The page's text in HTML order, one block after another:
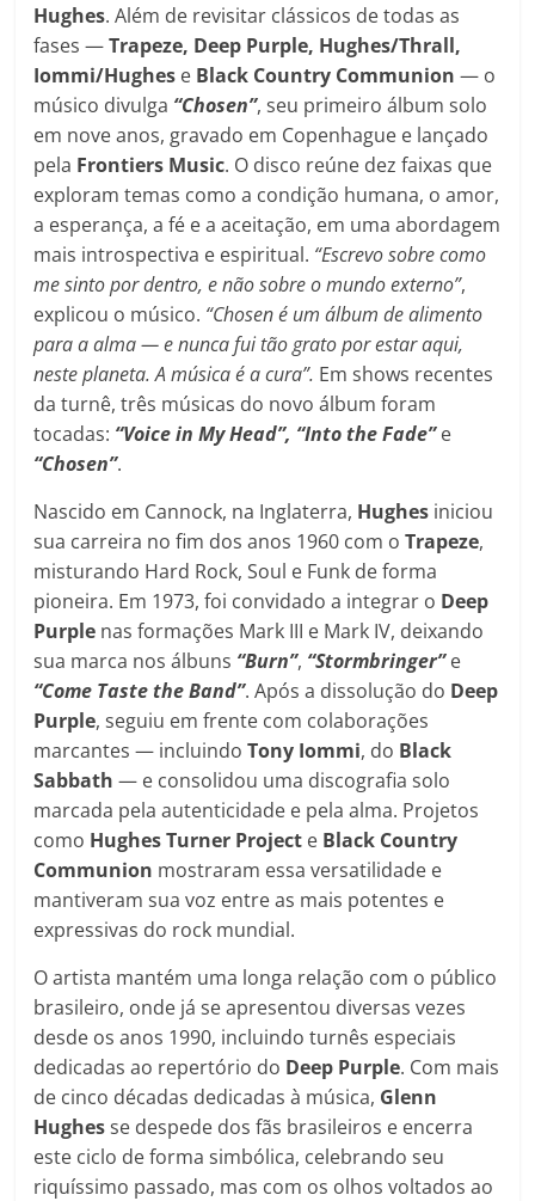
Hughes. Além de revisitar clássicos de todas as
fases —Trapeze, Deep Purple, Hughes/Thrall,
Iommi/Hughes e Black Country Communion — o
músico divulga “Chosen”, seu primeiro álbum solo
em nove anos, gravado em Copenhague e lançado
pela Frontiers Music. O disco reúne dez faixas que
exploram temas como a condição humana, o amor,
a esperança, a fé e a aceitação, em uma abordagem
mais introspectiva e espiritual. “Escrevo sobre como
me sinto por dentro, e não sobre o mundo externo”,
explicou o músico. “Chosen é um álbum de alimento
para a alma — e nunca fui tão grato por estar aqui,
neste planeta. A música é a cura”. Em shows recentes
da turnê, três músicas do novo álbum foram
tocadas: “Voice in My Head”, “Into the Fade”e
“Chosen”.
Nascido em Cannock, na Inglaterra, Hughes iniciou
sua carreira no fim dos anos 1960 com oTrapeze,
misturando Hard Rock, Soul e Funk de forma
pioneira. Em 1973, foi convidado a integrar o Deep
Purple nas formações Mark III e Mark IV, deixando
sua marca nos álbuns “Burn”, “Stormbringer”e
“Come Taste the Band”. Após a dissolução do Deep
Purple, seguiu em frente com colaborações
marcantes — incluindoTony Iommi, do Black
Sabbath — e consolidou uma discografia solo
marcada pela autenticidade e pela alma. Projetos
como Hughes Turner Project e Black Country
Communion mostraram essa versatilidade e
mantiveram sua voz entre as mais potentes e
expressivas do rock mundial.
O artista mantém uma longa relação com o público
brasileiro, onde já se apresentou diversas vezes
desde os anos 1990, incluindo turnês especiais
dedicadas ao repertório do Deep Purple. Com mais
de cinco décadas dedicadas à música, Glenn
Hughesse despede dos fãs brasileiros e encerra
este ciclo de forma simbólica, celebrando seu
riquíssimo passado, mas com os olhos voltados ao